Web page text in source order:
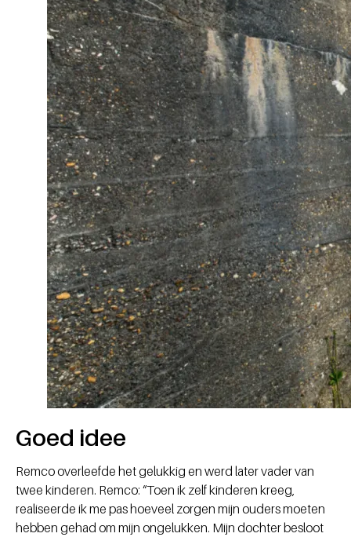
Goed idee
Remco overleefde het gelukkig en werd later vader van
twee kinderen. Remco: “Toen ik zelf kinderen kreeg,
realiseerde ik me pas hoeveel zorgen mijn ouders moeten
hebben gehad om mijn ongelukken. Mijn dochter besloot